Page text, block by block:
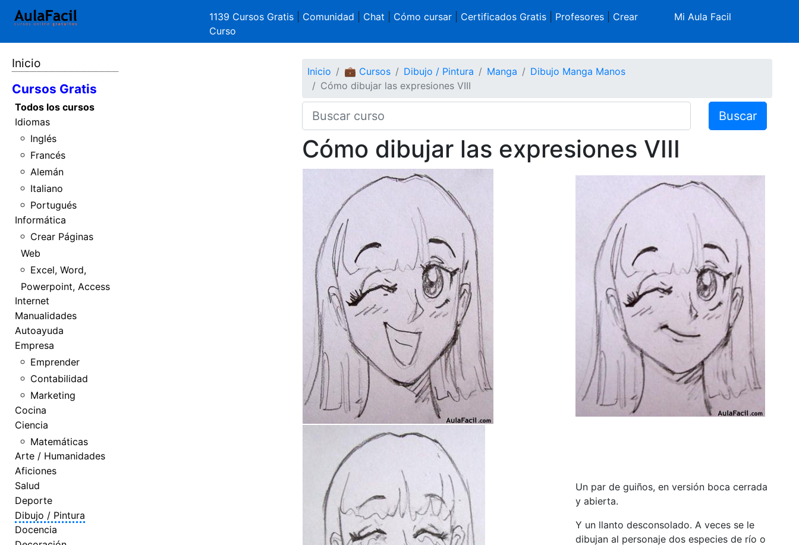
1139 Cursos Gratis Comunidad Chat Cómo cursar| Certificados Gratis| Profesores| Crear
Curso
Mi Aula Facil
Inicio
Cursos Gratis
Todos los cursos
Idiomas
Inglés
Francés
Alemán
Italiano
Portugués
Informática
Crear Páginas
Web
Excel, Word,
Powerpoint, Access
Internet
Manualidades
Autoayuda
Empresa
Emprender
Contabilidad
Marketing
Cocina
Ciencia
Matemáticas
Arte / Humanidades
Aficiones
Salud
Deporte
Dibujo / Pintura
Docencia
Inicio 💼 Cursos Dibujo / Pintura Manga
Dibujo Manga Manos
Cómo dibujar las expresiones VIII
Buscar
Cómo dibujar las expresiones VIII
Un par de guiños, en versión boca cerrada
y abierta.
Y un llanto desconsolado. A veces se le
dibujan al personaje dos especies de río o